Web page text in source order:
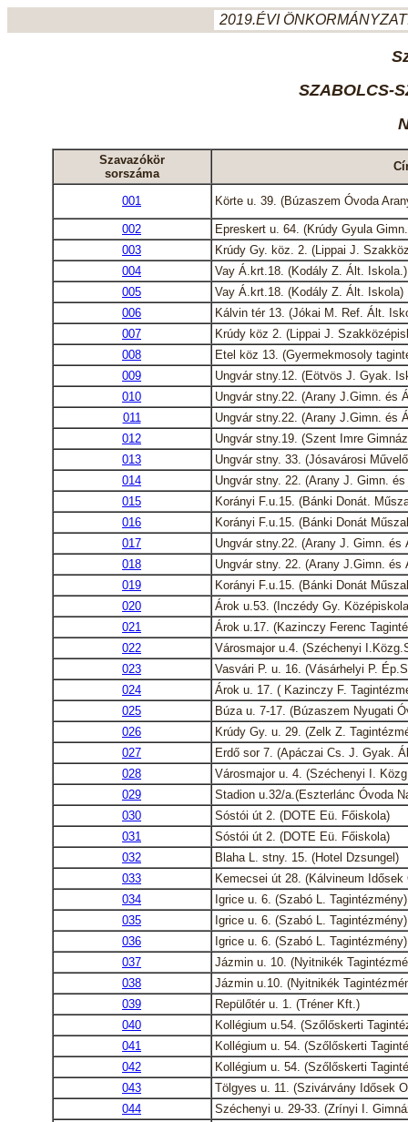
2019.ÉVI
SZABOLCS-
Szavazókör
sorszáma
001 Körte u. 39. (Búzaszem Óvoda
002
Epreskert u. 64. (Krúdy Gyula
003
Krúdy Gy. köz. 2. (Lippai J.
004
Vay Á.krt.18. (Kodály Z. Ált. Iskola.)
005
Vay Á.krt.18. (Kodály Z. Ált. Iskola)
006
Kálvin tér 13. (Jókai M. Ref. Ált.
007
Krúdy köz 2. (Lippai J.
008
Etel köz 13. (Gyermekmosoly
009
Ungvár stny.12. (Eötvös J. Gyak.
010
Ungvár stny.22. (Arany J.Gimn. és
011
Ungvár stny.22. (Arany J.Gimn. és
012
Ungvár stny.19. (Szent Imre
013
Ungvár stny. 33. (Jósavárosi
014
Ungvár stny. 22. (Arany J. Gimn.
015
Korányi F.u.15. (Bánki Donát.
016
Korányi F.u.15. (Bánki Donát
017
Ungvár stny.22. (Arany J. Gimn. és
018
Ungvár stny. 22. (Arany J.Gimn. és
019
Korányi F.u.15. (Bánki Donát
020
Árok u.53. (Inczédy Gy.
021
Árok u.17. (Kazinczy Ferenc
022
Városmajor u.4. (Széchenyi
023
Vasvári P. u. 16. (Vásárhelyi P.
024
Árok u. 17. ( Kazinczy F.
025
Búza u. 7-17. (Búzaszem Nyugati
026
Krúdy Gy. u. 29. (Zelk Z.
027
Erdő sor 7. (Apáczai Cs. J. Gyak.
028
Városmajor u. 4. (Széchenyi I.
029
Stadion u.32/a.(Eszterlánc Óvoda
030
Sóstói út 2. (DOTE Eü. Főiskola)
031
Sóstói út 2. (DOTE Eü. Főiskola)
032
Blaha L. stny. 15. (Hotel Dzsungel)
033
Kemecsei út 28. (Kálvineum Idősek
034
Igrice u. 6. (Szabó L. Tagintézmény)
035
Igrice u. 6. (Szabó L. Tagintézmény)
036
Igrice u. 6. (Szabó L. Tagintézmény)
037
Jázmin u. 10. (Nyitnikék
038
Jázmin u.10. (Nyitnikék
039
Repülőtér u. 1. (Tréner Kft.)
040
Kollégium u.54. (Szőlőskerti
041
Kollégium u. 54. (Szőlőskerti
042
Kollégium u. 54. (Szőlőskerti
043
Tölgyes u. 11. (Szivárvány Idősek
044
Széchenyi u. 29-33. (Zrínyi I.